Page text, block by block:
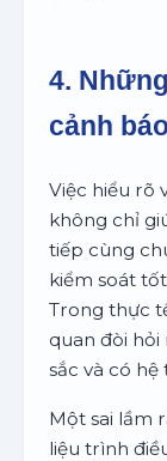
4.
cảnh
Việc hiểu rõ
không chỉ
tiếp cùng
kiểm soát
Trong thực
quan đòi hỏi
sắc và có hệ
Một sai lầm
liệu trình